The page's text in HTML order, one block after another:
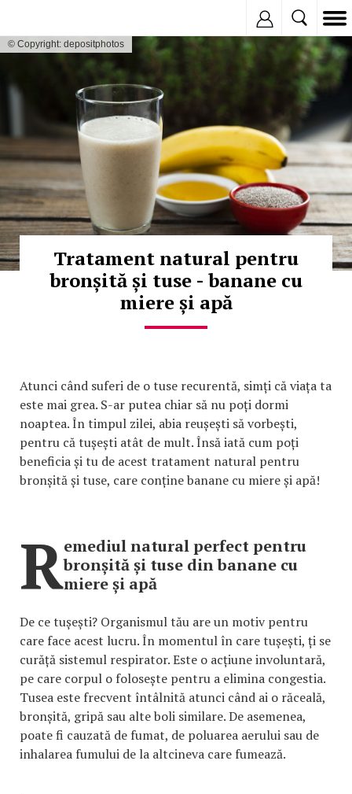
© Copyright: depositphotos
Tratament natural pentru
bronșită și tuse - banane cu
miere și apă
Atunci când suferi de o tuse recurentă, simți că viața ta
este mai grea. S-ar putea chiar să nu poți dormi
noaptea. În timpul zilei, abia reușești să vorbești,
pentru că tușești atât de mult. Însă iată cum poți
beneficia și tu de acest tratament natural pentru
bronșită și tuse, care conține banane cu miere și apă!
Remediul natural perfect pentru
bronșită și tuse din banane cu
miere și apă
De ce tușești? Organismul tău are un motiv pentru
care face acest lucru. În momentul în care tușești, ți se
curăță sistemul respirator. Este o acțiune involuntară,
pe care corpul o folosește pentru a elimina congestia.
Tusea este frecvent întâlnită atunci când ai o răceală,
bronșită, gripă sau alte boli similare. De asemenea,
poate fi cauzată de fumat, de poluarea aerului sau de
inhalarea fumului de la altcineva care fumează.